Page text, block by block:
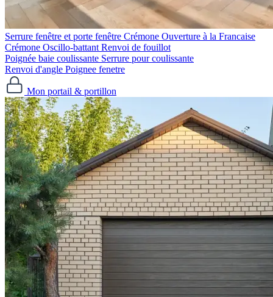
Serrure fenêtre et porte fenêtre
Crémone Ouverture à la Francaise
Crémone Oscillo-battant Renvoi de fouillot
Poignée baie coulissante Serrure pour coulissante
Renvoi d'angle Poignee fenetre
Mon portail & portillon